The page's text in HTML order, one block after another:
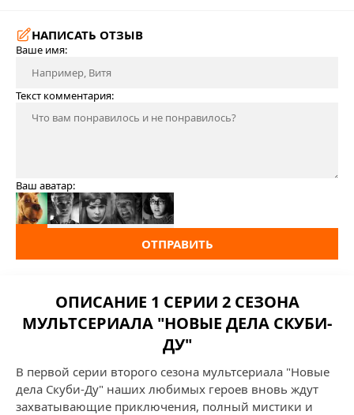
НАПИСАТЬ ОТЗЫВ
Ваше имя:
Текст комментария:
Ваш аватар:
ОТПРАВИТЬ
ОПИСАНИЕ 1 СЕРИИ 2 СЕЗОНА
МУЛЬТСЕРИАЛА "НОВЫЕ ДЕЛА СКУБИ-
ДУ"
В первой серии второго сезона мультсериала "Новые
дела Скуби-Ду" наших любимых героев вновь ждут
захватывающие приключения, полный мистики и